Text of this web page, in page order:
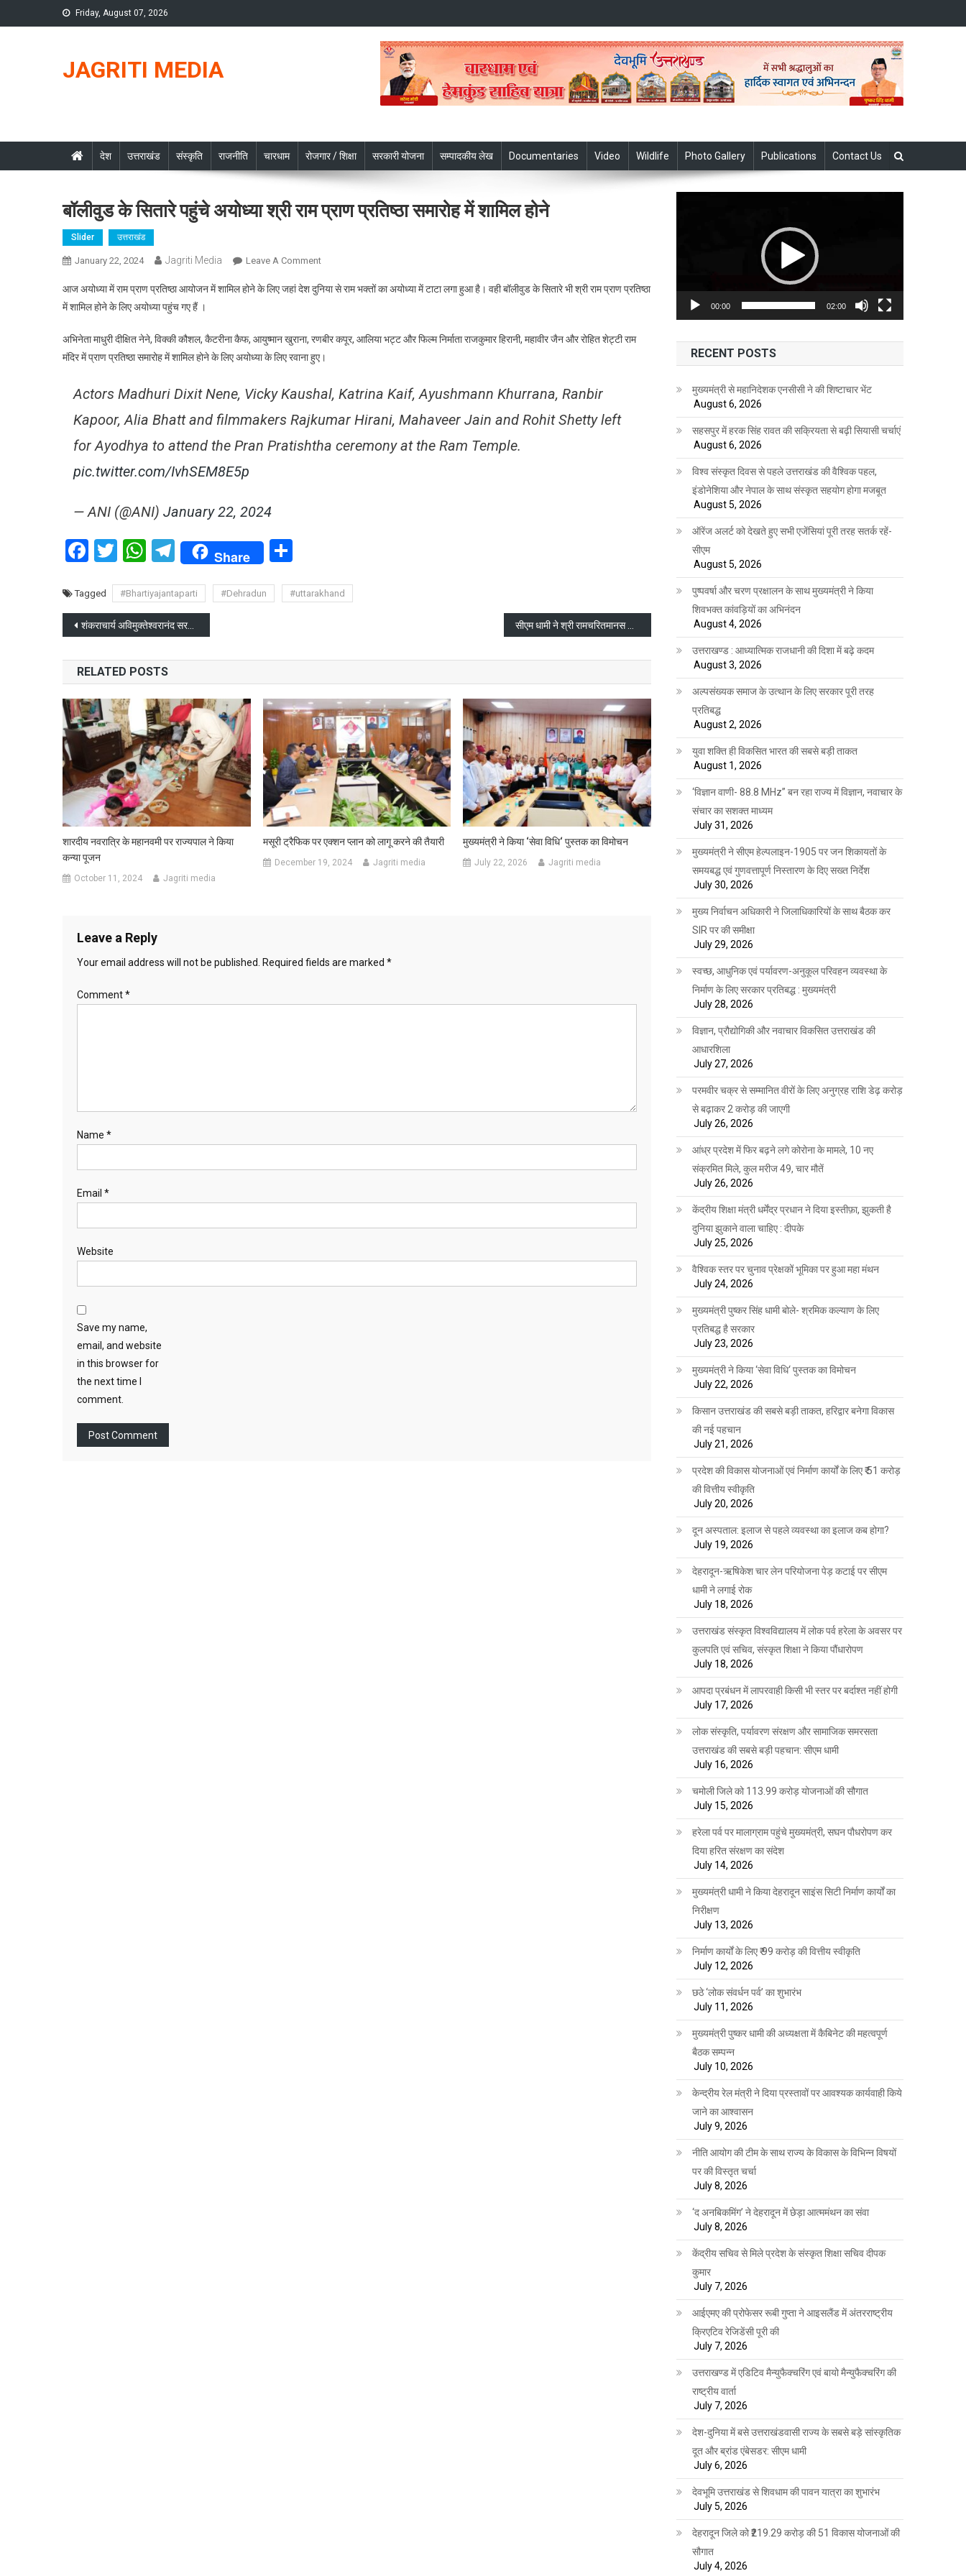
to
Friday, August 07, 2026
JAGRITI MEDIA
देश उत्तराखंड संस्कृति राजनीति चारधाम रोजगार / शिक्षा सरकारी योजना सम्पादकीय लेख Documentaries Video Wildlife Photo Gallery Publications Contact Us
बॉलीवुड के सितारे पहुंचे अयोध्या श्री राम प्राण प्रतिष्ठा समारोह में शामिल होने
Slider उत्तराखंड
January 22, 2024 Jagriti Media Leave A CommentOn
के
अयोध्या
श्री
प्राण
समारोह
में
आज अयोध्या में राम प्राण प्रतिष्ठा आयोजन में शामिल होने के लिए जहां देश दुनिया से राम भक्तों का अयोध्या में टाटा लगा हुआ है। वही बॉलीवुड के सितारे भी श्री राम प्राण प्रतिष्ठा
में शामिल होने के लिए अयोध्या पहुंच गए हैं ।
अभिनेता माधुरी दीक्षित नेने, विक्की कौशल, कैटरीना कैफ, आयुष्मान खुराना, रणबीर कपूर, आलिया भट्ट और फिल्म निर्माता राजकुमार हिरानी, महावीर जैन और रोहित शेट्टी राम
मंदिर में प्राण प्रतिष्ठा समारोह में शामिल होने के लिए अयोध्या के लिए रवाना हुए।
Actors Madhuri Dixit Nene, Vicky Kaushal, Katrina Kaif, Ayushmann Khurrana, Ranbir
Kapoor, Alia Bhatt and filmmakers Rajkumar Hirani, Mahaveer Jain and Rohit Shetty left
for Ayodhya to attend the Pran Pratishtha ceremony at the Ram Temple.
pic.twitter.com/IvhSEM8E5p
— ANI (@ANI) January 22, 2024
Facebook
Twitter
WhatsApp
Telegram
Share
Tagged #Bhartiyajantaparti #Dehradun #uttarakhand
Post
navigation
शंकराचार्य अविमुक्तेश्वरानंद सरस्वती का बड़ा बयान, हम कभी भी प्रधानमंत्री नरेंद्र मोदी के विरोधी नहीं रहे हैं
RELATED POSTS
शारदीय नवरात्रि के महानवमी पर राज्यपाल ने किया
कन्या पूजन
October 11, 2024 Jagriti media
मसूरी ट्रैफिक पर एक्शन प्लान को लागू करने की तैयारी
December 19, 2024 Jagriti media
मुख्यमंत्री ने किया ‘सेवा विधि‘ पुस्तक का विमोचन
July 22, 2026 Jagriti media
Leave a Reply
Your email address will not be published. Required fields are marked *
Comment*
Name *
Email *
Website
Save my name,
email, and website
in this browser for
the next time I
comment.
00:00 02:00
RECENT POSTS
मुख्यमंत्री से महानिदेशक एनसीसी ने की शिष्टाचार भेंट
August 6, 2026
सहसपुर में हरक सिंह रावत की सक्रियता से बढ़ी सियासी चर्चाएं
August 6, 2026
विश्व संस्कृत दिवस से पहले उत्तराखंड की वैश्विक पहल,
इंडोनेशिया और नेपाल के साथ संस्कृत सहयोग होगा मजबूत
August 5, 2026
ऑरेंज अलर्ट को देखते हुए सभी एजेंसियां पूरी तरह सतर्क रहें-
सीएम
August 5, 2026
पुष्पवर्षा और चरण प्रक्षालन के साथ मुख्यमंत्री ने किया
शिवभक्त कांवड़ियों का अभिनंदन
August 4, 2026
उत्तराखण्ड : आध्यात्मिक राजधानी की दिशा में बढ़े कदम
August 3, 2026
अल्पसंख्यक समाज के उत्थान के लिए सरकार पूरी तरह
प्रतिबद्ध
August 2, 2026
युवा शक्ति ही विकसित भारत की सबसे बड़ी ताकत
August 1, 2026
‘विज्ञान वाणी- 88.8 MHz” बन रहा राज्य में विज्ञान, नवाचार के
संचार का सशक्त माध्यम
July 31, 2026
मुख्यमंत्री ने सीएम हेल्पलाइन-1905 पर जन शिकायतों के
समयबद्ध एवं गुणवत्तापूर्ण निस्तारण के दिए सख्त निर्देश
July 30, 2026
मुख्य निर्वाचन अधिकारी ने जिलाधिकारियों के साथ बैठक कर
SIR पर की समीक्षा
July 29, 2026
स्वच्छ, आधुनिक एवं पर्यावरण-अनुकूल परिवहन व्यवस्था के
निर्माण के लिए सरकार प्रतिबद्ध : मुख्यमंत्री
July 28, 2026
विज्ञान, प्रौद्योगिकी और नवाचार विकसित उत्तराखंड की
आधारशिला
July 27, 2026
परमवीर चक्र से सम्मानित वीरों के लिए अनुग्रह राशि डेढ़ करोड़
से बढ़ाकर 2 करोड़ की जाएगी
July 26, 2026
आंध्र प्रदेश में फिर बढ़ने लगे कोरोना के मामले, 10 नए
संक्रमित मिले, कुल मरीज 49, चार मौतें
July 26, 2026
केंद्रीय शिक्षा मंत्री धर्मेंद्र प्रधान ने दिया इस्तीफ़ा, झुकती है
दुनिया झुकाने वाला चाहिए : दीपके
July 25, 2026
वैश्विक स्तर पर चुनाव प्रेक्षकों भूमिका पर हुआ महा मंथन
July 24, 2026
मुख्यमंत्री पुष्कर सिंह धामी बोले- श्रमिक कल्याण के लिए
प्रतिबद्ध है सरकार
July 23, 2026
मुख्यमंत्री ने किया ‘सेवा विधि‘ पुस्तक का विमोचन
July 22, 2026
किसान उत्तराखंड की सबसे बड़ी ताकत, हरिद्वार बनेगा विकास
की नई पहचान
July 21, 2026
प्रदेश की विकास योजनाओं एवं निर्माण कार्यों के लिए ₹ 51 करोड़
की वित्तीय स्वीकृति
July 20, 2026
दून अस्पताल: इलाज से पहले व्यवस्था का इलाज कब होगा?
July 19, 2026
देहरादून-ऋषिकेश चार लेन परियोजना पेड़ कटाई पर सीएम
धामी ने लगाई रोक
July 18, 2026
उत्तराखंड संस्कृत विश्वविद्यालय में लोक पर्व हरेला के अवसर पर
कुलपति एवं सचिव, संस्कृत शिक्षा ने किया पौंधारोपण
July 18, 2026
आपदा प्रबंधन में लापरवाही किसी भी स्तर पर बर्दाश्त नहीं होगी
July 17, 2026
लोक संस्कृति, पर्यावरण संरक्षण और सामाजिक समरसता
उत्तराखंड की सबसे बड़ी पहचान: सीएम धामी
July 16, 2026
चमोली जिले को 113.99 करोड़ योजनाओं की सौगात
July 15, 2026
हरेला पर्व पर मालाग्राम पहुंचे मुख्यमंत्री, सघन पौधरोपण कर
दिया हरित संरक्षण का संदेश
July 14, 2026
मुख्यमंत्री धामी ने किया देहरादून साइंस सिटी निर्माण कार्यों का
निरीक्षण
July 13, 2026
निर्माण कार्यों के लिए ₹ 99 करोड़ की वित्तीय स्वीकृति
July 12, 2026
छठे ‘लोक संवर्धन पर्व’ का शुभारंभ
July 11, 2026
मुख्यमंत्री पुष्कर धामी की अध्यक्षता में कैबिनेट की महत्वपूर्ण
बैठक सम्पन्न
July 10, 2026
केन्द्रीय रेल मंत्री ने दिया प्रस्तावों पर आवश्यक कार्यवाही किये
जाने का आश्वासन
July 9, 2026
नीति आयोग की टीम के साथ राज्य के विकास के विभिन्न विषयों
पर की विस्तृत चर्चा
July 8, 2026
‘द अनबिकमिंग’ ने देहरादून में छेड़ा आत्ममंथन का संवा
July 8, 2026
केंद्रीय सचिव से मिले प्रदेश के संस्कृत शिक्षा सचिव दीपक
कुमार
July 7, 2026
आईएमए की प्रोफेसर रूबी गुप्ता ने आइसलैंड में अंतरराष्ट्रीय
क्रिएटिव रेजिडेंसी पूरी की
July 7, 2026
उत्तराखण्ड में एडिटिव मैन्युफैक्चरिंग एवं बायो मैन्युफैक्चरिंग की
राष्ट्रीय वार्ता
July 7, 2026
देश-दुनिया में बसे उत्तराखंडवासी राज्य के सबसे बड़े सांस्कृतिक
दूत और ब्रांड एंबेसडर: सीएम धामी
July 6, 2026
देवभूमि उत्तराखंड से शिवधाम की पावन यात्रा का शुभारंभ
July 5, 2026
देहरादून जिले को ₹219.29 करोड़ की 51 विकास योजनाओं की
सौगात
July 4, 2026